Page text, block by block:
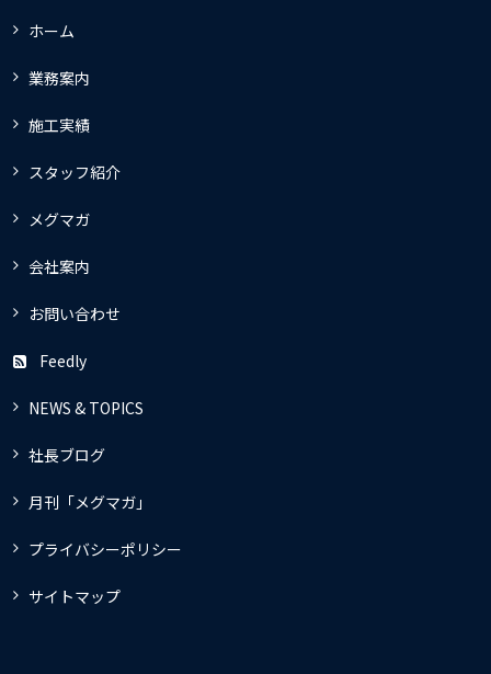
ホーム
業務案内
施工実績
スタッフ紹介
メグマガ
会社案内
お問い合わせ
Feedly
NEWS & TOPICS
社長ブログ
月刊「メグマガ」
プライバシーポリシー
サイトマップ